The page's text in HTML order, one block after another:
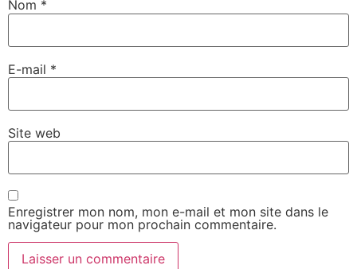
Nom *
E-mail *
Site web
Enregistrer mon nom, mon e-mail et mon site dans le
navigateur pour mon prochain commentaire.